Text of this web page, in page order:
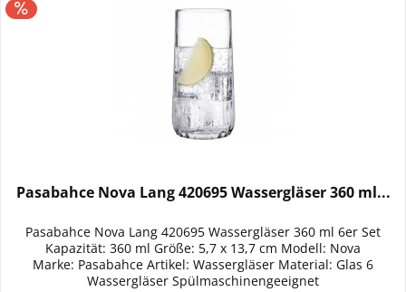
Pasabahce Nova Lang 420695 Wassergläser 360 ml...
Pasabahce Nova Lang 420695 Wassergläser 360 ml 6er Set
Kapazität: 360 ml Größe: 5,7 x 13,7 cm Modell: Nova
Marke: Pasabahce Artikel: Wassergläser Material: Glas 6
Wassergläser Spülmaschinengeeignet